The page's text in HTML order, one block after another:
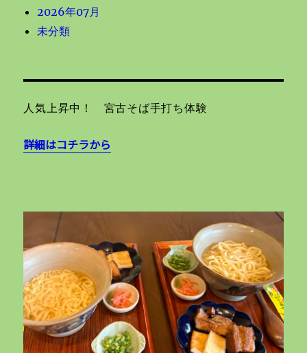
2026年07月
未分類
人気上昇中！ 宮古そば手打ち体験
詳細はコチラから